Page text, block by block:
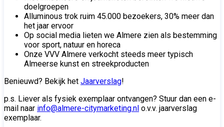
doelgroepen
Alluminous trok ruim 45.000 bezoekers, 30% meer dan
het jaar ervoor
Op social media lieten we Almere zien als bestemming
voor sport, natuur en horeca
Onze VVV Almere verkocht steeds meer typisch
Almeerse kunst en streekproducten
Benieuwd? Bekijk het Jaarverslag!
p.s. Liever als fysiek exemplaar ontvangen? Stuur dan een e-
mail naar info@almere-citymarketing.nl o.v.v. jaarverslag
exemplaar.